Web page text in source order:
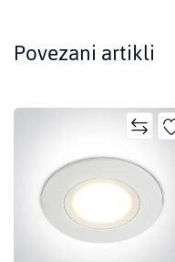
Povezani artikli